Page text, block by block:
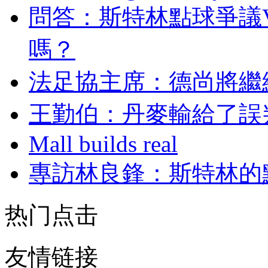
問答：斯特林點球爭
嗎？
法足協主席 ：德尚將
王勤伯：丹麥輸給
Mall builds real
專訪林良鋒 ：斯特
热门点击
友情链接